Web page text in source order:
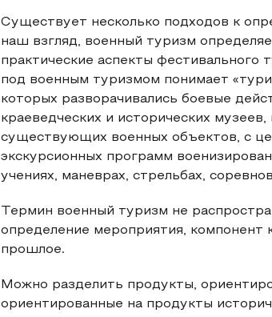
Существует несколько подходов к
наш взгляд, военный туризм
практические аспекты фестивального
под военным туризмом понимает
которых разворачивались боевые
краеведческих и исторических
существующих военных объектов, с
экскурсионных программ
учениях, маневрах, стрельбах,
Термин военный туризм не
определение мероприятия, компонент
прошлое.
Можно разделить продукты,
ориентированные на продукты